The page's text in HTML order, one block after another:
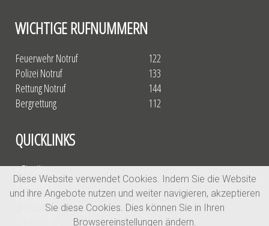
WICHTIGE RUFNUMMERN
Feuerwehr Notruf
Polizei Notruf
Rettung Notruf
Bergrettung
122
133
144
112
QUICKLINKS
» Einsätze
» Aktuelles
» Übungen
» Fahrzeuge
Diese Website verwendet Cookies. Indem Sie die Website
und ihre Angebote nutzen und weiter navigieren, akzeptieren
Sie diese Cookies. Dies können Sie in Ihren
Browsereinstellungen ändern.